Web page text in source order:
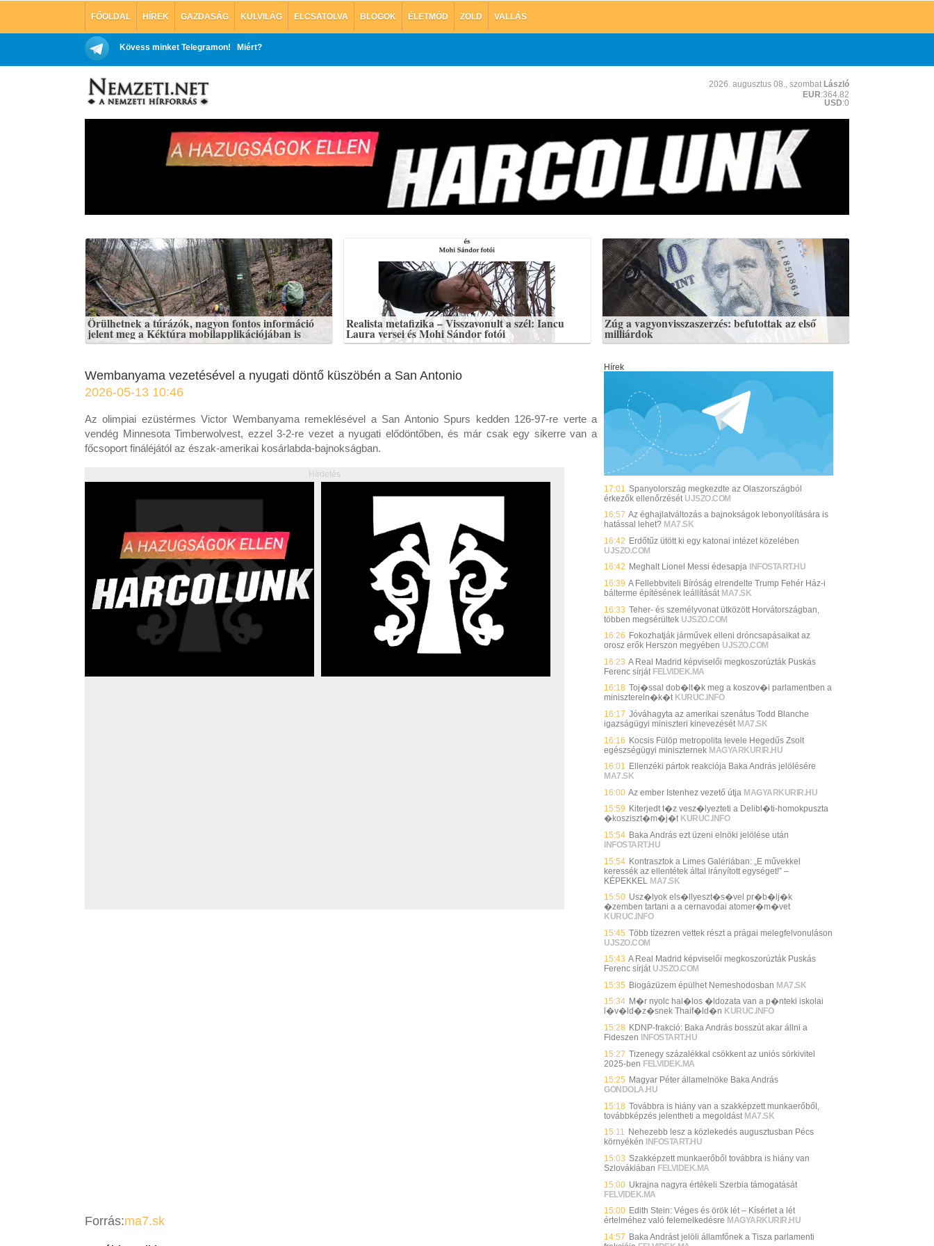
FŐOLDAL HÍREK GAZDASÁG KÜLVILÁG ELCSATOLVA BLOGOK ÉLETMÓD ZÖLD VALLÁS
Kövess minket Telegramon! Miért?
2026. augusztus 08., szombat László
EUR:364.82
USD:0
Örülhetnek a túrázók, nagyon fontos információ
jelent meg a Kéktúra mobilapplikációjában is
Realista metafizika – Visszavonult a szél: Iancu
Laura versei és Mohi Sándor fotói
Zúg a vagyonvisszaszerzés: befutottak az első
milliárdok
Wembanyama vezetésével a nyugati döntő küszöbén a San Antonio
2026-05-13 10:46
Az olimpiai ezüstérmes Victor Wembanyama remeklésével a San Antonio Spurs kedden 126-97-re verte a
vendég Minnesota Timberwolvest, ezzel 3-2-re vezet a nyugati elődöntőben, és már csak egy sikerre van a
főcsoport fináléjától az észak-amerikai kosárlabda-bajnokságban.
Hírdetés
Forrás:ma7.sk
Hírek
17:01 Spanyolország megkezdte az Olaszországból
érkezők ellenőrzését UJSZO.COM
16:57 Az éghajlatváltozás a bajnokságok lebonyolítására is
hatással lehet? MA7.SK
16:42 Erdőtűz ütött ki egy katonai intézet közelében
UJSZO.COM
16:42 Meghalt Lionel Messi édesapja INFOSTART.HU
16:39 A Fellebbviteli Bíróság elrendelte Trump Fehér Ház-i
bálterme építésének leállítását MA7.SK
16:33 Teher- és személyvonat ütközött Horvátországban,
többen megsérültek UJSZO.COM
16:26 Fokozhatják járművek elleni dróncsapásaikat az
orosz erők Herszon megyében UJSZO.COM
16:23 A Real Madrid képviselői megkoszorúzták Puskás
Ferenc sírját FELVIDEK.MA
16:18 Toj�ssal dob�lt�k meg a koszov�i parlamentben a
minisztereln�k�t KURUC.INFO
16:17 Jóváhagyta az amerikai szenátus Todd Blanche
igazságügyi miniszteri kinevezését MA7.SK
16:16 Kocsis Fülöp metropolita levele Hegedűs Zsolt
egészségügyi miniszternek MAGYARKURIR.HU
16:01 Ellenzéki pártok reakciója Baka András jelölésére
MA7.SK
16:00 Az ember Istenhez vezető útja MAGYARKURIR.HU
15:59 Kiterjedt t�z vesz�lyezteti a Delibl�ti-homokpuszta
�kosziszt�m�j�t KURUC.INFO
15:54 Baka András ezt üzeni elnöki jelölése után
INFOSTART.HU
15:54 Kontrasztok a Limes Galériában: „E művekkel
keressék az ellentétek által irányított egységet!” –
KÉPEKKEL
MA7.SK
15:50 Usz�lyok els�llyeszt�s�vel pr�b�lj�k
�zemben tartani a a cernavodai atomer�m�vet
KURUC.INFO
15:45 Több tízezren vettek részt a prágai melegfelvonuláson
UJSZO.COM
15:43 A Real Madrid képviselői megkoszorúzták Puskás
Ferenc sírját UJSZO.COM
15:35 Biogázüzem épülhet Nemeshodosban MA7.SK
15:34 M�r nyolc hal�los �ldozata van a p�nteki iskolai
l�v�ld�z�snek Thaif�ld�n KURUC.INFO
15:28 KDNP-frakció: Baka András bosszút akar állni a
Fideszen
INFOSTART.HU
15:27 Tizenegy százalékkal csökkent az uniós sörkivitel
2025-ben FELVIDEK.MA
15:25 Magyar Péter államelnöke Baka András
GONDOLA.HU
15:18 Továbbra is hiány van a szakképzett munkaerőből,
továbbképzés jelentheti a megoldást MA7.SK
15:11 Nehezebb lesz a közlekedés augusztusban Pécs
környékén
INFOSTART.HU
15:03 Szakképzett munkaerőből továbbra is hiány van
Szlovákiában FELVIDEK.MA
15:00 Ukrajna nagyra értékeli Szerbia támogatását
FELVIDEK.MA
15:00 Edith Stein: Véges és örök lét – Kísérlet a lét
értelméhez való felemelkedésre MAGYARKURIR.HU
14:57 Baka Andrást jelöli államfőnek a Tisza parlamenti